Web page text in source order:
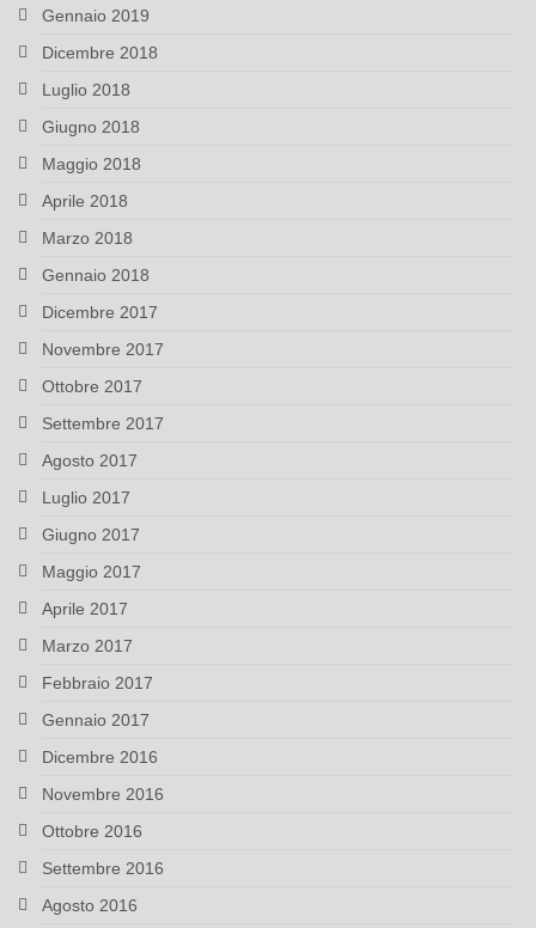
Gennaio 2019
Dicembre 2018
Luglio 2018
Giugno 2018
Maggio 2018
Aprile 2018
Marzo 2018
Gennaio 2018
Dicembre 2017
Novembre 2017
Ottobre 2017
Settembre 2017
Agosto 2017
Luglio 2017
Giugno 2017
Maggio 2017
Aprile 2017
Marzo 2017
Febbraio 2017
Gennaio 2017
Dicembre 2016
Novembre 2016
Ottobre 2016
Settembre 2016
Agosto 2016